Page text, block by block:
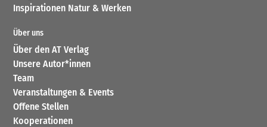
Inspirationen Natur & Werken
Über uns
Über den AT Verlag
Unsere Autor*innen
Team
Veranstaltungen & Events
Offene Stellen
Kooperationen